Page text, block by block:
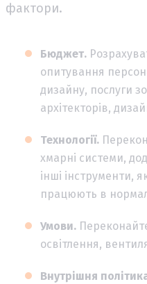
фактори.
Бюджет.
опитування
дизайну, послуги
архітекторів,
Технології.
хмарні системи,
інші інструменти,
працюють в
Умови.
освітлення,
Внутрішня